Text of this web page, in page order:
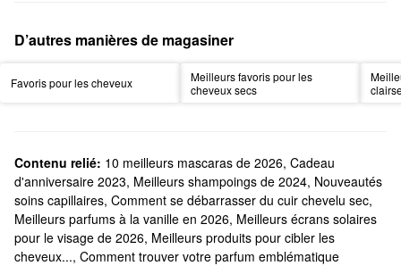
D’autres manières de magasiner
Favoris pour les cheveux
Meilleurs favoris pour les
cheveux secs
Contenu relié: 10 meilleurs mascaras de 2026, Cadeau
d'anniversaire 2023, Meilleurs shampoings de 2024, Nouveautés
soins capillaires, Comment se débarrasser du cuir chevelu sec,
Meilleurs parfums à la vanille en 2026, Meilleurs écrans solaires
pour le visage de 2026, Meilleurs produits pour cibler les
cheveux..., Comment trouver votre parfum emblématique